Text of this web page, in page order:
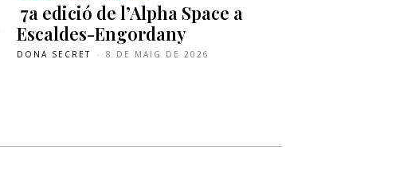
7a edició de l’Alpha Space a
Escaldes-Engordany
DONA SECRET - 8 DE MAIG DE 2026